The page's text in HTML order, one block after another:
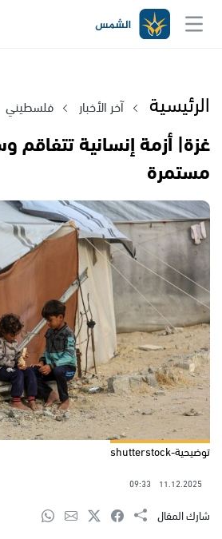
الرئيسية آخر الأخبار فلسطيني
غزة| أزمة إنسانية تتفاقم
مستمرة
توضيحية-shutterstock
11.12.2025
09:33
شارك المقال